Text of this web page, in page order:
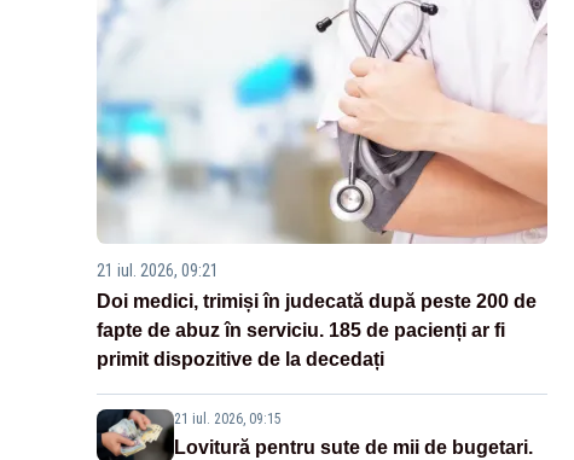
21 iul. 2026, 09:21
Doi medici, trimiși în judecată după peste 200 de
fapte de abuz în serviciu. 185 de pacienți ar fi
primit dispozitive de la decedați
21 iul. 2026, 09:15
Lovitură pentru sute de mii de bugetari.